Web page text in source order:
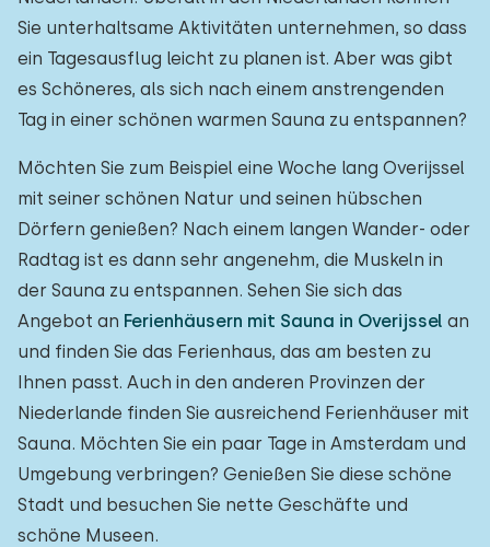
Sie unterhaltsame Aktivitäten unternehmen, so dass
ein Tagesausflug leicht zu planen ist. Aber was gibt
es Schöneres, als sich nach einem anstrengenden
Tag in einer schönen warmen Sauna zu entspannen?
Möchten Sie zum Beispiel eine Woche lang Overijssel
mit seiner schönen Natur und seinen hübschen
Dörfern genießen? Nach einem langen Wander- oder
Radtag ist es dann sehr angenehm, die Muskeln in
der Sauna zu entspannen. Sehen Sie sich das
Angebot an Ferienhäusern mit Sauna in Overijssel an
und finden Sie das Ferienhaus, das am besten zu
Ihnen passt. Auch in den anderen Provinzen der
Niederlande finden Sie ausreichend Ferienhäuser mit
Sauna. Möchten Sie ein paar Tage in Amsterdam und
Umgebung verbringen? Genießen Sie diese schöne
Stadt und besuchen Sie nette Geschäfte und
schöne Museen.